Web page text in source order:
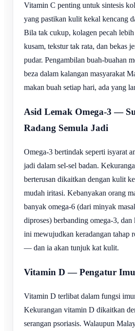
Vitamin C penting untuk sintesis
yang pastikan kulit kekal kencang
Bila tak cukup, kolagen pecah
kusam, tekstur tak rata, dan bekas
pudar. Pengambilan buah-buahan
beza dalam kalangan masyarakat
makan buah setiap hari, ada yang
Asid Lemak Omega-3 —
Radang Semula Jadi
Omega-3 bertindak seperti isyarat
jadi dalam sel-sel badan.
berterusan dikaitkan dengan kulit
mudah iritasi. Kebanyakan orang
banyak omega-6 (dari minyak
diproses) berbanding omega-3, dan
ini mewujudkan keradangan tahap
— dan ia akan tunjuk kat kulit.
Vitamin D — Pengatur
Vitamin D terlibat dalam fungsi
Kekurangan vitamin D dikaitkan
serangan psoriasis. Walaupun